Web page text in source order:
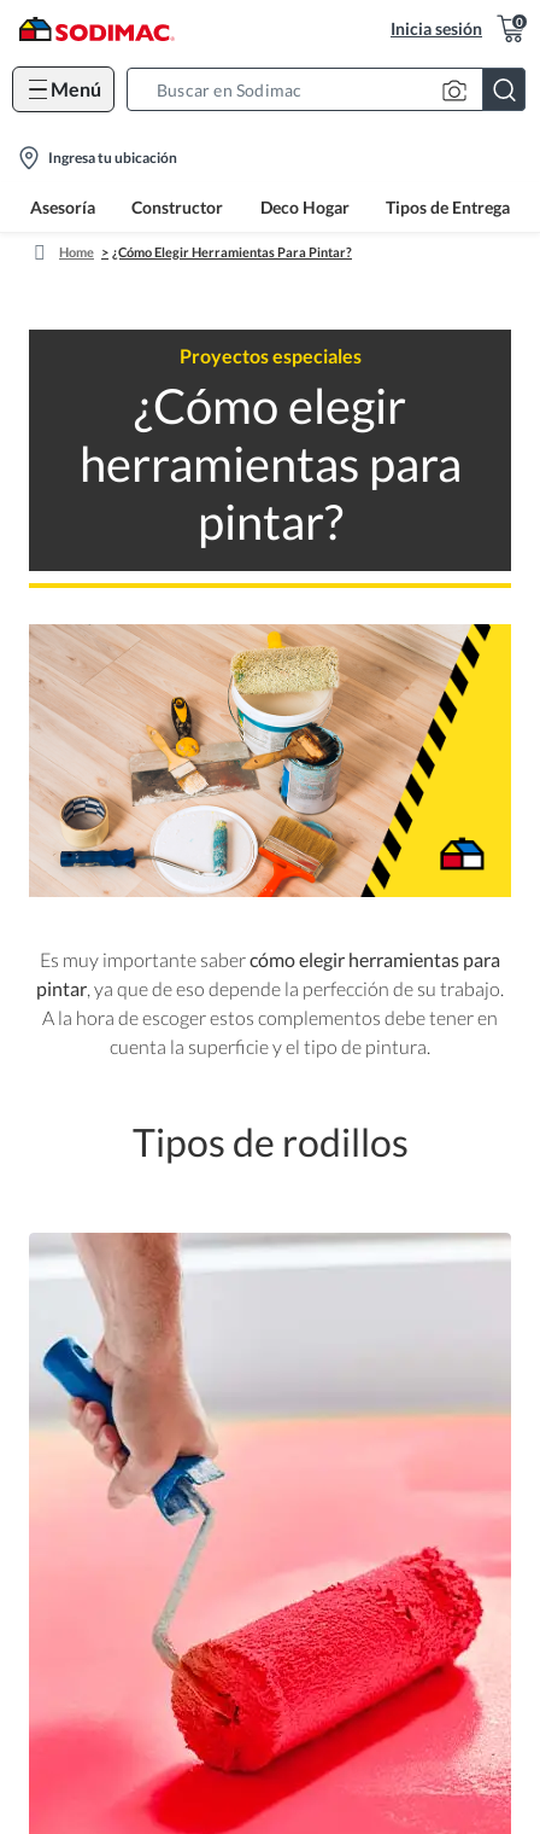
Inicia sesión 0
Menú
location-
Ingresa tu ubicación
Asesoría Constructor Deco Hogar Tipos de Entrega
Home ¿Cómo Elegir Herramientas Para Pintar?
Proyectos especiales
¿Cómo elegir
herramientas para
pintar?
Es muy importante sabercómo elegir herramientas para
pintar, ya que de eso depende la perfección de su trabajo.
A la hora de escoger estos complementos debe tener en
cuenta la superficie y el tipo de pintura.
Tipos de rodillos